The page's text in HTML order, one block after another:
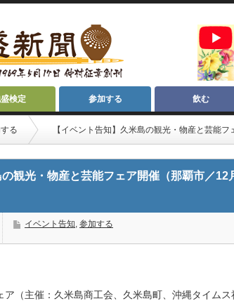
検定 参加する 飲む
る 【イベント告知】久米島の観光・物産と芸能
の観光・物産と芸能フェア開催（那覇市／12
イベント告知, 参加する
ア（主催：久米島商工会、久米島町、沖縄タイム